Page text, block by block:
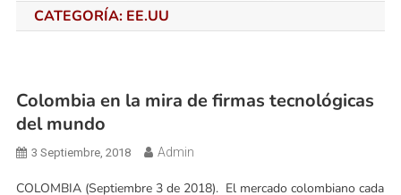
CATEGORÍA: EE.UU
Colombia en la mira de firmas tecnológicas
del mundo
3 Septiembre, 2018 Admin
COLOMBIA (Septiembre 3 de 2018). El mercado colombiano cada